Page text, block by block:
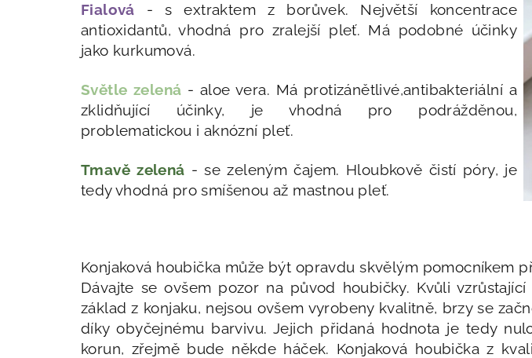
Fialová - s extraktem z borůvek. Největší koncentrace
antioxidantů, vhodná pro zralejší pleť. Má podobné účinky
jako kurkumová.
Světle zelená - aloe vera. Má protizánětlivé,antibakteriální a
zklidňující účinky, je vhodná pro podrážděnou,
problematickou i aknózní pleť.
Tmavě zelená - se zeleným čajem. Hloubkově čistí póry, je
tedy vhodná pro smíšenou až mastnou pleť.
Konjaková houbička může být opravdu skvělým pomocníkem
Dávajte se ovšem pozor na původ houbičky. Kvůli
základ z konjaku, nejsou ovšem vyrobeny kvalitně, brzy se
díky obyčejnému barvivu. Jejich přidaná hodnota je tedy
korun, zřejmě bude někde háček. Konjaková houbička z